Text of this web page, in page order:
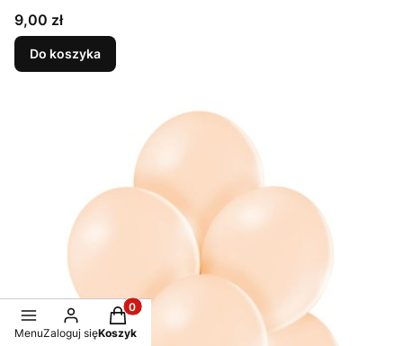
Cena
9,00 zł
Do koszyka
MenuZaloguj się
Produkty w koszyku: 0. Zobacz szczegóły
Koszyk